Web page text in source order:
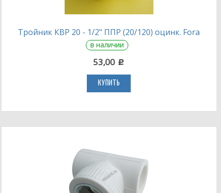
Тройник КВР 20 - 1/2" ППР (20/120) оцинк. Fora
в наличии
53,00 c
КУПИТЬ